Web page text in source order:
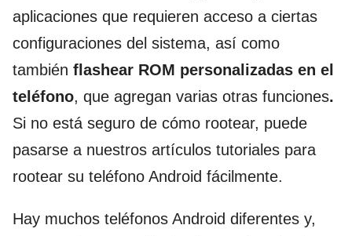
aplicaciones que requieren acceso a ciertas
configuraciones del sistema, así como
también flashear ROM personalizadas en el
teléfono, que agregan varias otras funciones.
Si no está seguro de cómo rootear, puede
pasarse a nuestros artículos tutoriales para
rootear su teléfono Android fácilmente.
Hay muchos teléfonos Android diferentes y,